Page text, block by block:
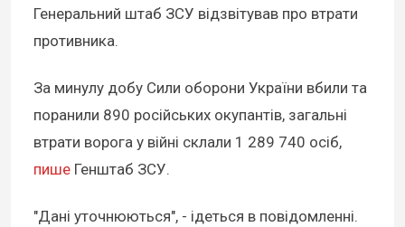
Генеральний штаб ЗСУ відзвітував про втрати
противника.
За минулу добу Сили оборони України вбили та
поранили 890 російських окупантів, загальні
втрати ворога у війні склали 1 289 740 осіб,
пише Генштаб ЗСУ.
"Дані уточнюються", - ідеться в повідомленні.